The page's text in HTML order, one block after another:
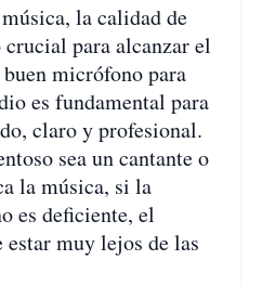
la calidad de
crucial para alcanzar el
micrófono para
es fundamental para
claro y profesional.
sea un cantante o
la música, si la
es deficiente, el
muy lejos de las